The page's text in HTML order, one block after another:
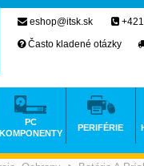
eshop@itsk.sk
Často kladené otázky
PC
KOMPONENTY
PERIFÉRIE